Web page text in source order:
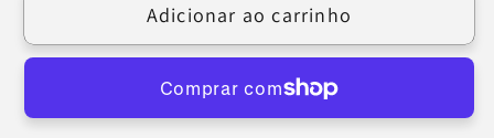
Adicionar ao carrinho